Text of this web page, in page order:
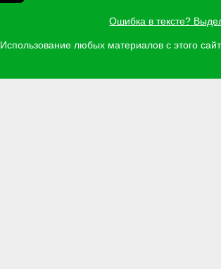
Ошибка в тексте?
Использование любых материалов с этого